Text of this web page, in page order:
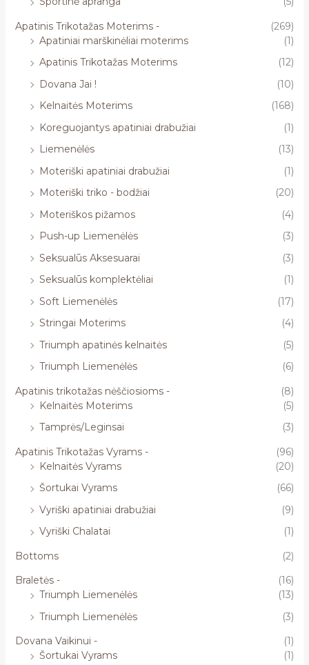
Apatinis Trikotažas Moterims -
(269)
Apatiniai marškinėliai moterims
(1)
Apatinis Trikotažas Moterims
(12)
Dovana Jai !
(10)
Kelnaitės Moterims
(168)
Koreguojantys apatiniai drabužiai
(1)
Liemenėlės
(13)
Moteriški apatiniai drabužiai
(1)
Moteriški triko - bodžiai
(20)
Moteriškos pižamos
(4)
Push-up Liemenėlės
(3)
Seksualūs Aksesuarai
(3)
Seksualūs komplektėliai
(1)
Soft Liemenėlės
(17)
Stringai Moterims
(4)
Triumph apatinės kelnaitės
(5)
Triumph Liemenėlės
(6)
Apatinis trikotažas nėščiosioms -
(8)
Kelnaitės Moterims
(5)
Tamprės/Leginsai
(3)
Apatinis Trikotažas Vyrams -
(96)
Kelnaitės Vyrams
(20)
Šortukai Vyrams
(66)
Vyriški apatiniai drabužiai
(9)
Vyriški Chalatai
(1)
Bottoms
(2)
Braletės -
(16)
Triumph Liemenėlės
(13)
Triumph Liemenėlės
(3)
Dovana Vaikinui -
(1)
Šortukai Vyrams
(1)